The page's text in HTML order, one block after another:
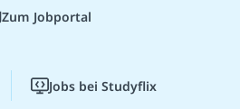
Zum Jobportal
Jobs bei Studyflix